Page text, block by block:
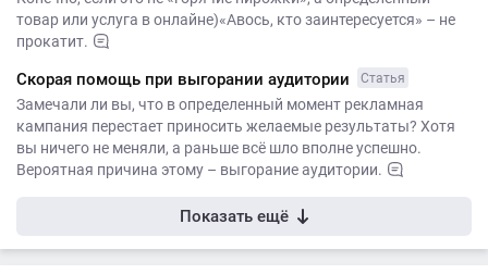
товар или услуга в онлайне)«Авось, кто заинтересуется» – не
прокатит.
Скорая помощь при выгорании аудитории Статья
Замечали ли вы, что в определенный момент рекламная
кампания перестает приносить желаемые результаты? Хотя
вы ничего не меняли, а раньше всё шло вполне успешно.
Вероятная причина этому – выгорание аудитории.
Показать ещё